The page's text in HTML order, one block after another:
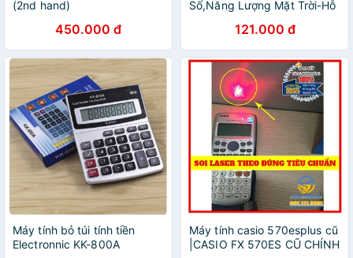
(2nd hand)
450.000 đ
Số,Năng Lượng Mặt Trời-Hỗ
121.000 đ
Máy tính bỏ túi tính tiền
Electronnic KK-800A
Máy tính casio 570esplus cũ
|CASIO FX 570ES CŨ CHÍNH